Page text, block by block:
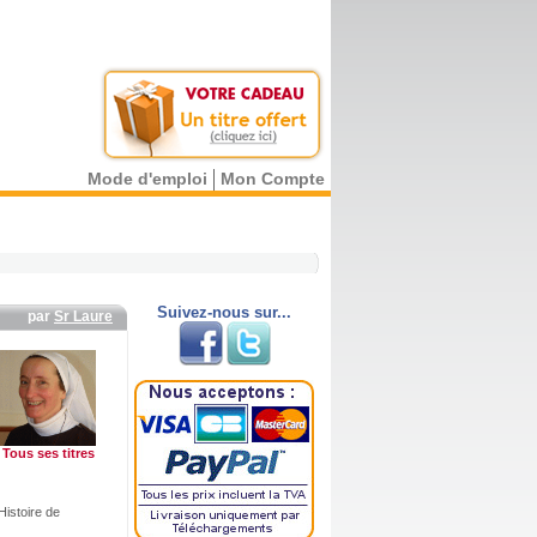
Mode d'emploi Mon Compte
par Sr Laure
Tous ses titres
de
Suivez-nous sur...